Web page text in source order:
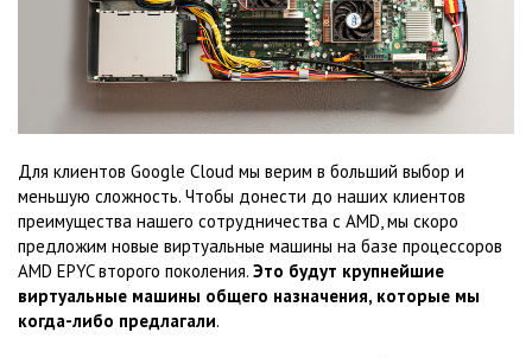
Для клиентов Google Cloud мы верим в больший выбор и
меньшую сложность. Чтобы донести до наших клиентов
преимущества нашего сотрудничества с AMD, мы скоро
предложим новые виртуальные машины на базе процессоров
AMD EPYC второго поколения. Это будут крупнейшие
виртуальные машины общего назначения, которые мы
когда-либо предлагали.